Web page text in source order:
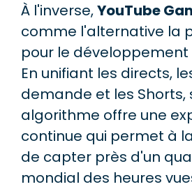
À l'inverse,YouTube
comme l'alternative la
pour le
En unifiant les directs,
demande et les Shorts,
algorithme offre une
continue qui permet à
de capter près d'un
mondial des heures